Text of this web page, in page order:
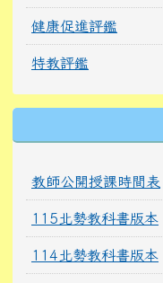
健康促進評鑑
特教評鑑
教師公開授課時間表
115北勢教科書版本
114北勢教科書版本